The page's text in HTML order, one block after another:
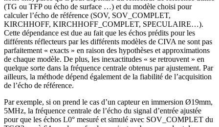
(TG ou TFP ou écho de surface …) et du modèle choisi pour
calculer l’écho de référence (SOV, SOV_COMPLET,
KIRCHHOFF, KIRCHHOFF_COMPLET, SPECULAIRE…).
Cette dépendance est due au fait que les échos prédits pour les
différents réflecteurs par les différents modèles de CIVA ne sont pas
parfaitement « exacts » en raison des hypothèses et approximations
de chaque modèle. De plus, les inexactitudes « se retrouvent » en
quelque sorte dans la fréquence centrale obtenus par ajustement. Par
ailleurs, la méthode dépend également de la fiabilité de l’acquisition
de l’écho de référence.
Par exemple, si on prend le cas d’un capteur en immersion Ø19mm,
5MHz, la fréquence centrale de l’écho du signal d’entrée ajustée
pour que les échos L0° mesuré et simulé avec SOV_COMPLET du